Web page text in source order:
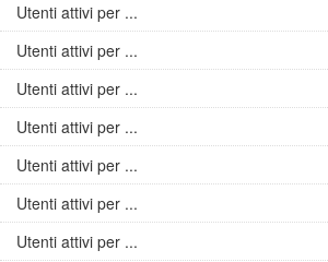
Utenti attivi per ...
Utenti attivi per ...
Utenti attivi per ...
Utenti attivi per ...
Utenti attivi per ...
Utenti attivi per ...
Utenti attivi per ...